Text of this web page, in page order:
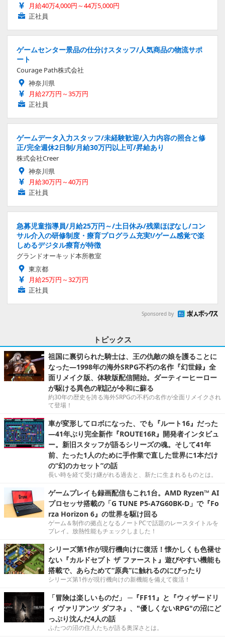
月給40万4,000円～44万5,000円
正社員
ゲームセンター景品の仕分けスタッフ/人気商品の物流サポ
ート
Courage Path株式会社
神奈川県
月給27万円～35万円
正社員
ゲームデータ入力スタッフ/未経験歓迎/入力内容の照合と修
正/完全週休2日制/月給30万円以上可/昇給あり
株式会社Creer
神奈川県
月給30万円～40万円
正社員
急募児童指導員/月給25万円～/土日休み/残業ほぼなし/コン
サル介入の研修制度・療育プログラム充実!/ゲーム感覚で楽
しめるデジタル療育が特徴
グランドオーキッド本所教室
東京都
月給25万円～32万円
正社員
Sponsored by
トピックス
祖国に裏切られた騎士は、王の仇敵の娘を護ることに
なった―1998年の海外SRPG不朽の名作『幻世録』全
面リメイク版、体験版配信開始。ダーティーヒーロー
が駆ける異色の戦記が令和に蘇る
約30年の歴史を誇る海外SRPGの不朽の名作が全面リメイクされ
て登場！
車が変形してロボになった、でも『ルート16』だった
―41年ぶり完全新作『ROUTE16R』開発者インタビュ
ー。新旧スタッフが語るシリーズの魂。そして41年
前、たった1人のために手作業で直した世界に1本だけ
の“幻のカセット”の話
長い時を経て受け継がれる過去と、新たに生まれるものとは。
ゲームプレイも録画配信もこれ1台。AMD Ryzen™ AI
プロセッサ搭載の「G TUNE P5-A7G60BK-D」で『Fo
rza Horizon 6』の世界を駆け回る
ゲーム＆制作の拠点となるノートPCで話題のレースタイトルを
プレイ。放熱性能もチェックしました！
シリーズ第1作が現行機向けに復活！懐かしくも色褪せ
ない『カルドセプト ザ ファースト』遊びやすい機能も
搭載で、あらためて“原典”に触れるのにぴったり
シリーズ第1作が現行機向けの新機能を備えて復活！
「冒険は楽しいものだ」 ─『FF11』と『ウィザードリ
ィ ヴァリアンツ ダフネ』、"優しくないRPG"の沼にど
っぷり沈んだ4人の話
ふたつの沼の住人たちが語る奥深さとは。